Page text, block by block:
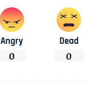
Angry
0
Dead
0